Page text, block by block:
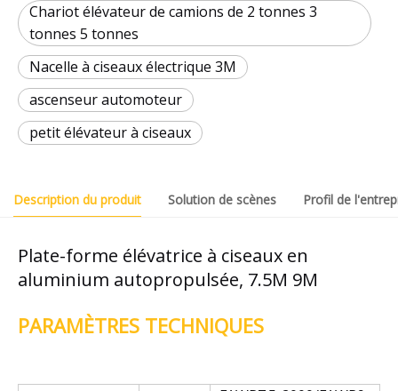
Chariot élévateur de camions de 2 tonnes 3
tonnes 5 tonnes
Nacelle à ciseaux électrique 3M
ascenseur automoteur
petit élévateur à ciseaux
Description du produit Solution de scènes Profil de
Plate-forme élévatrice à ciseaux en
aluminium autopropulsée, 7.5M 9M
PARAMÈTRES TECHNIQUES